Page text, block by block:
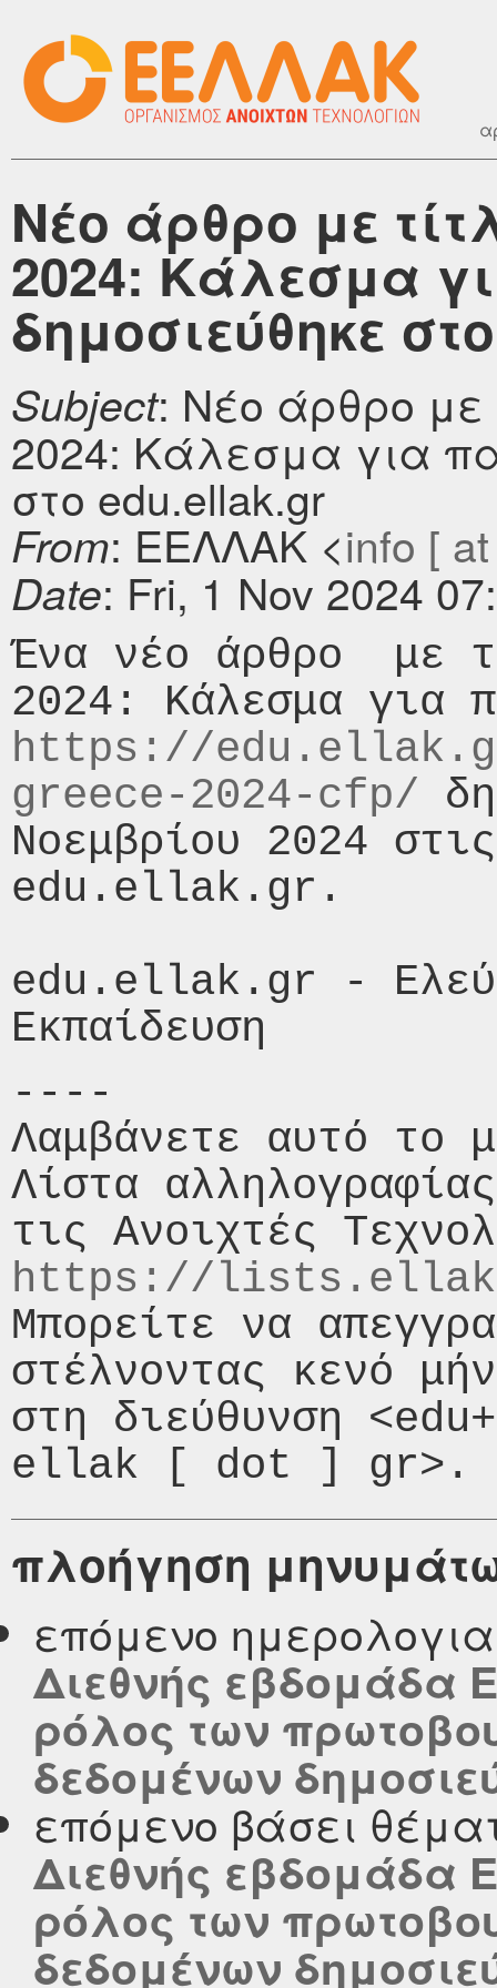
Νέο άρθρο με
2024: Κάλεσμα
δημοσιεύθηκε
Subject: Νέο άρθρο με
2024: Κάλεσμα για
στο edu.ellak.gr
From: ΕΕΛΛΑΚ <info [
Date: Fri, 1 Nov 2024
Ένα νέο άρθρο  με
https://
greece-2024-cfp/
Νοεμβρίου 2024
edu.ellak.gr.
edu.ellak.gr -
----
Λαμβάνετε αυτό το
Λίστα
https://
Μπορείτε να
στέλνοντας κενό
στη διεύθυνση
πλοήγηση
επόμενο
Διεθνής εβδομάδα
ρόλος των
δεδομένων
επόμενο βάσει
Διεθνής εβδομάδα
ρόλος των
δεδομένων